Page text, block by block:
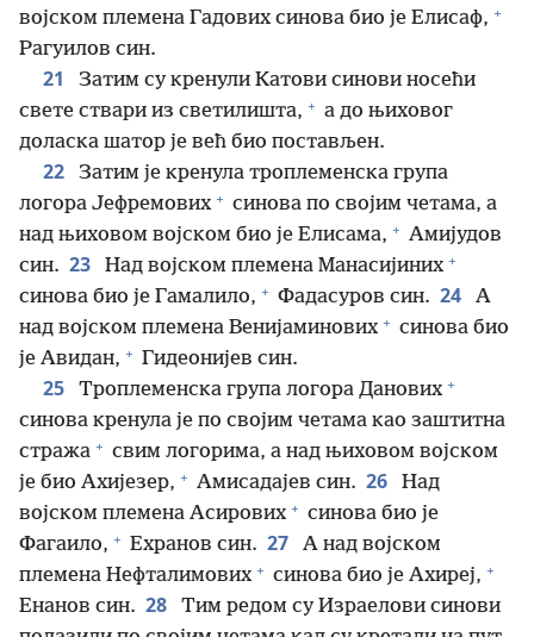
војском племена Гадових синова био је Елисаф, +
Рагуилов син.
21
Затим су кренули Катови синови носећи
свете ствари из светилишта, + а до њиховог
доласка шатор је већ био постављен.
22
Затим је кренула троплеменска група
логора Јефремових + синова по својим четама, а
над њиховом војском био је Елисама, + Амијудов
син. 23 Над војском племена Манасијиних +
синова био је Гамалило, + Фадасуров син. 24
А
над војском племена Венијаминових + синова био
је Авидан, + Гидеонијев син.
25 Троплеменска група логора Данових +
синова кренула је по својим четама као заштитна
стража + свим логорима, а над њиховом војском
је био Ахијезер, + Амисадајев син. 26
Над
војском племена Асирових + синова био је
Фагаило, + Ехранов син. 27
А над војском
племена Нефталимових + синова био је Ахиреј, +
Енанов син. 28
Тим редом су Израелови синови